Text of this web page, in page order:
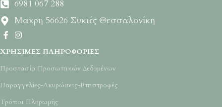
6981 067 288
Μακρη 56626 Συκιές Θεσσαλονίκη
ΧΡΉΣΙΜΕΣ ΠΛΗΡΟΦΟΡΊΕΣ
Προστασία Προσωπικών Δεδομένων
Παραγγελίες-Ακυρώσεις-Επιστροφές
Τρόποι Πληρωμής